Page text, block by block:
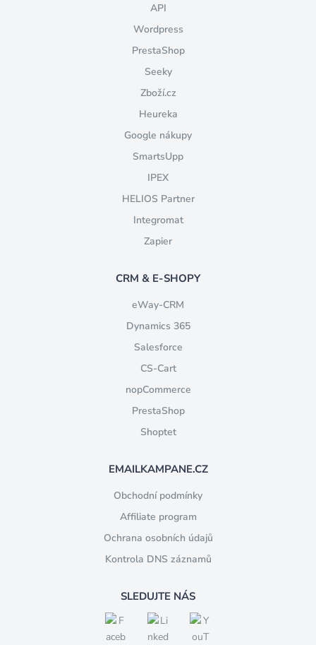
API
Wordpress
PrestaShop
Seeky
Zboží.cz
Heureka
Google nákupy
SmartsUpp
IPEX
HELIOS Partner
Integromat
Zapier
CRM & E-SHOPY
eWay-CRM
Dynamics 365
Salesforce
CS-Cart
nopCommerce
PrestaShop
Shoptet
EMAILKAMPANE.CZ
Obchodní podmínky
Affiliate program
Ochrana osobních údajů
Kontrola DNS záznamů
SLEDUJTE NÁS